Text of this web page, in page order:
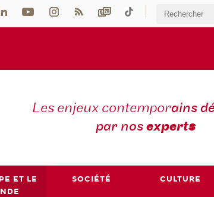
Les enjeux contemporains
par nosexperts
ET LE
SOCIÉTÉ CULTURE